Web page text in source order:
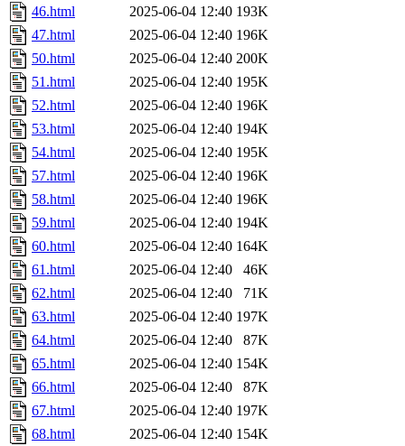
46.html
2025-06-04 12:40 193K
47.html
2025-06-04 12:40 196K
50.html
2025-06-04 12:40 200K
51.html
2025-06-04 12:40 195K
52.html
2025-06-04 12:40 196K
53.html
2025-06-04 12:40 194K
54.html
2025-06-04 12:40 195K
57.html
2025-06-04 12:40 196K
58.html
2025-06-04 12:40 196K
59.html
2025-06-04 12:40 194K
60.html
2025-06-04 12:40 164K
61.html
2025-06-04 12:40
46K
62.html
2025-06-04 12:40
71K
63.html
2025-06-04 12:40 197K
64.html
2025-06-04 12:40
87K
65.html
2025-06-04 12:40 154K
66.html
2025-06-04 12:40
87K
67.html
2025-06-04 12:40 197K
68.html
2025-06-04 12:40 154K